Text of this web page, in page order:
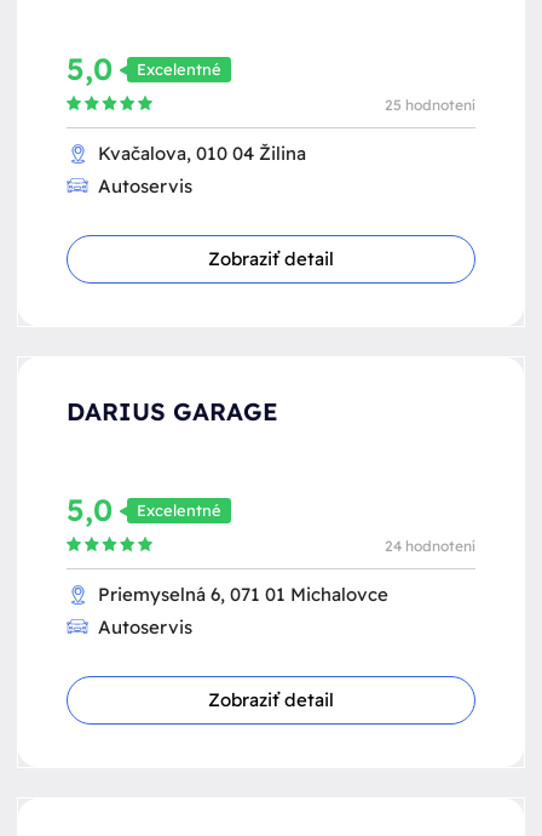
5,0 Excelentné
25 hodnotení
Kvačalova, 010 04 Žilina
Autoservis
Zobraziť detail
DARIUS GARAGE
5,0 Excelentné
24 hodnotení
Priemyselná 6, 071 01 Michalovce
Autoservis
Zobraziť detail